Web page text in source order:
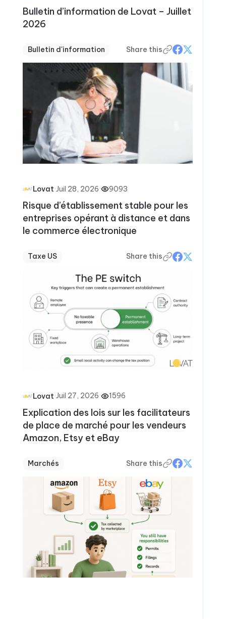
Bulletin d’information de Lovat – Juillet
2026
Bulletin d'information Share this
Lovat·Juil 28, 2026· 9093
Risque d’établissement stable pour les
entreprises opérant à distance et dans
le commerce électronique
Taxe US Share this
Lovat·Juil 27, 2026· 1596
Explication des lois sur les facilitateurs
de place de marché pour les vendeurs
Amazon, Etsy et eBay
Marchés Share this